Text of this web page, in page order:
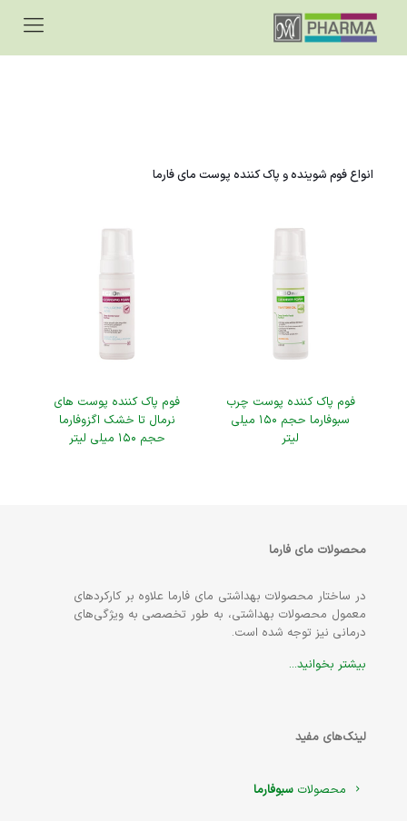
انواع فوم شوینده و پاک کننده پوست مای فارما
فوم پاک کننده پوست چرب
سبوفارما حجم ۱۵۰ میلی
لیتر
فوم پاک کننده پوست های
نرمال تا خشک اگزوفارما
حجم ۱۵۰ میلی لیتر
محصولات مای فارما
در ساختار محصولات بهداشتی مای فارما علاوه بر کارکردهای
معمول محصولات بهداشتی، به طور تخصصی به ویژگی‌های
درمانی نیز توجه شده است.
بیشتر بخوانید...
لینک‌های مفید
محصولاتسبوفارما